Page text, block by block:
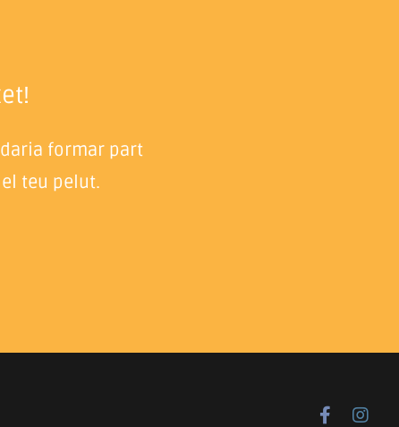
formar part
teu pelut.